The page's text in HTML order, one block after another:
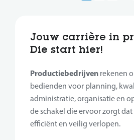
Jouw carrière in
Die start hier!
Productiebedrijven rekenen
bedienden voor planning,
administratie, organisatie en
de schakel die ervoor zorgt
efficiënt en veilig verlopen.